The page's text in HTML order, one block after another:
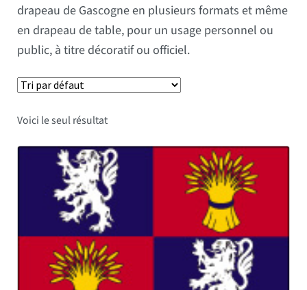
drapeau de Gascogne en plusieurs formats et même
en drapeau de table, pour un usage personnel ou
public, à titre décoratif ou officiel.
Voici le seul résultat